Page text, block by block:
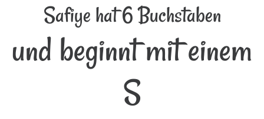
Safiye hat 6 Buchstaben
und beginnt mit einem
S